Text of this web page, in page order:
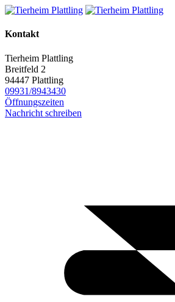
Kontakt
Tierheim Plattling
Breitfeld 2
94447 Plattling
09931/8943430
Öffnungszeiten
Nachricht schreiben